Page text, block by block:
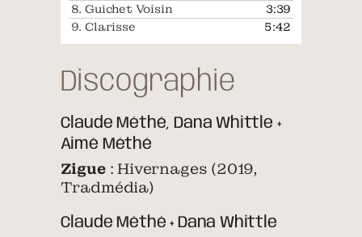
8.Guichet Voisin
3:39
9.Clarisse 5:42
Discographie
Claude Méthé, Dana Whittle +
Aimé Méthé
Zigue: Hivernages (2019,
Tradmédia)
Claude Méthé + Dana Whittle